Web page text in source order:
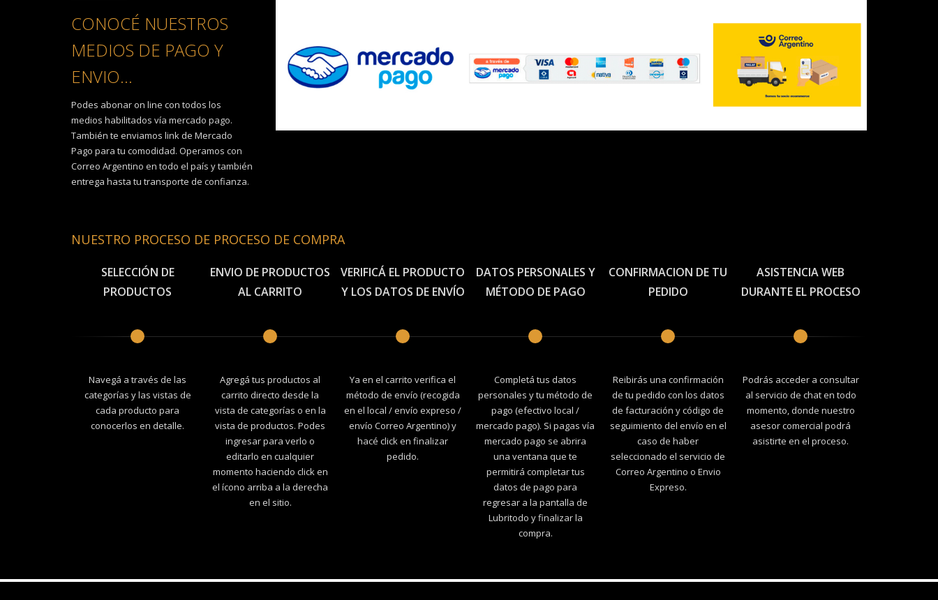
CONOCÉ NUESTROS
MEDIOS DE PAGO Y
ENVIO...
Podes abonar on line con todos los
medios habilitados vía mercado pago.
También te enviamos link de Mercado
Pago para tu comodidad. Operamos con
Correo Argentino en todo el país y también
entrega hasta tu transporte de confianza.
NUESTRO PROCESO DE PROCESO DE COMPRA
SELECCIÓN DE
PRODUCTOS
Navegá a través de las
categorías y las vistas de
cada producto para
conocerlos en detalle.
ENVIO DE PRODUCTOS
AL CARRITO
Agregá tus productos al
carrito directo desde la
vista de categorías o en la
vista de productos. Podes
ingresar para verlo o
editarlo en cualquier
momento haciendo click en
el ícono arriba a la derecha
en el sitio.
VERIFICÁ EL PRODUCTO
Y LOS DATOS DE ENVÍO
Ya en el carrito verifica el
método de envío (recogida
en el local / envío expreso /
envío Correo Argentino) y
hacé click en finalizar
pedido.
DATOS PERSONALES Y
MÉTODO DE PAGO
Completá tus datos
personales y tu método de
pago (efectivo local /
mercado pago). Si pagas vía
mercado pago se abrira
una ventana que te
permitirá completar tus
datos de pago para
regresar a la pantalla de
Lubritodo y finalizar la
compra.
CONFIRMACION DE TU
PEDIDO
Reibirás una confirmación
de tu pedido con los datos
de facturación y código de
seguimiento del envío en el
caso de haber
seleccionado el servicio de
Correo Argentino o Envio
Expreso.
ASISTENCIA WEB
DURANTE EL PROCESO
Podrás acceder a consultar
al servicio de chat en todo
momento, donde nuestro
asesor comercial podrá
asistirte en el proceso.